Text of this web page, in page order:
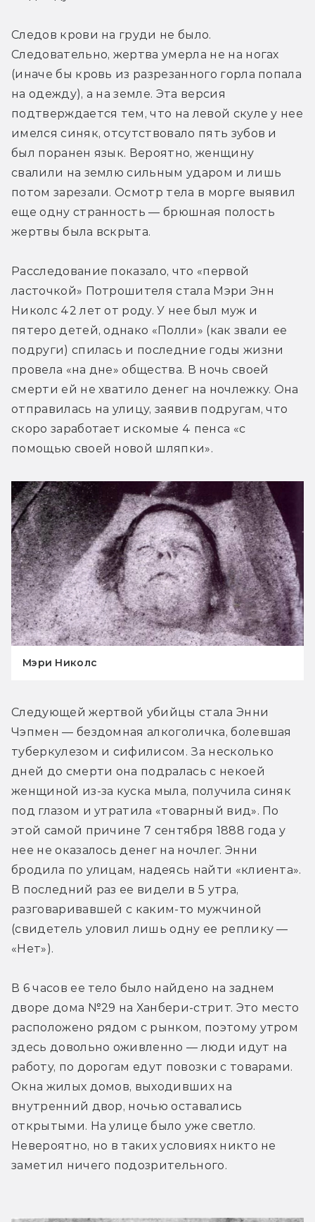
Следов крови на груди не было.
Следовательно, жертва умерла не на ногах
(иначе бы кровь из разрезанного горла попала
на одежду), а на земле. Эта версия
подтверждается тем, что на левой скуле у нее
имелся синяк, отсутствовало пять зубов и
был поранен язык. Вероятно, женщину
свалили на землю сильным ударом и лишь
потом зарезали. Осмотр тела в морге выявил
еще одну странность — брюшная полость
жертвы была вскрыта.
Расследование показало, что «первой
ласточкой» Потрошителя стала Мэри Энн
Николс 42 лет от роду. У нее был муж и
пятеро детей, однако «Полли» (как звали ее
подруги) спилась и последние годы жизни
провела «на дне» общества. В ночь своей
смерти ей не хватило денег на ночлежку. Она
отправилась на улицу, заявив подругам, что
скоро заработает искомые 4 пенса «с
помощью своей новой шляпки».
Мэри Николс
Следующей жертвой убийцы стала Энни
Чэпмен — бездомная алкоголичка, болевшая
туберкулезом и сифилисом. За несколько
дней до смерти она подралась с некоей
женщиной из-за куска мыла, получила синяк
под глазом и утратила «товарный вид». По
этой самой причине 7 сентября 1888 года у
нее не оказалось денег на ночлег. Энни
бродила по улицам, надеясь найти «клиента».
В последний раз ее видели в 5 утра,
разговаривавшей с каким-то мужчиной
(свидетель уловил лишь одну ее реплику —
«Нет»).
В 6 часов ее тело было найдено на заднем
дворе дома №29 на Ханбери-стрит. Это место
расположено рядом с рынком, поэтому утром
здесь довольно оживленно — люди идут на
работу, по дорогам едут повозки с товарами.
Окна жилых домов, выходивших на
внутренний двор, ночью оставались
открытыми. На улице было уже светло.
Невероятно, но в таких условиях никто не
заметил ничего подозрительного.